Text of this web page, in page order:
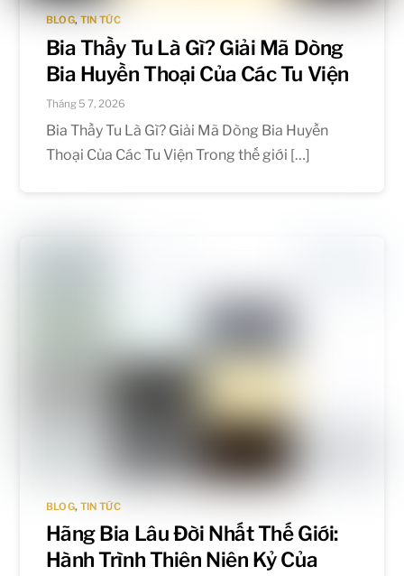
BLOG, TIN TỨC
Bia Thầy Tu Là Gì? Giải Mã Dòng
Bia Huyền Thoại Của Các Tu Viện
Tháng 5 7, 2026
Bia Thầy Tu Là Gì? Giải Mã Dòng Bia Huyền
Thoại Của Các Tu Viện Trong thế giới […]
BLOG, TIN TỨC
Hãng Bia Lâu Đời Nhất Thế Giới:
Hành Trình Thiên Niên Kỷ Của